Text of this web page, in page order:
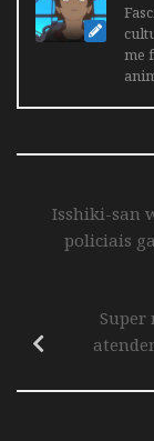
me
Isshiki-san
policiais
Super